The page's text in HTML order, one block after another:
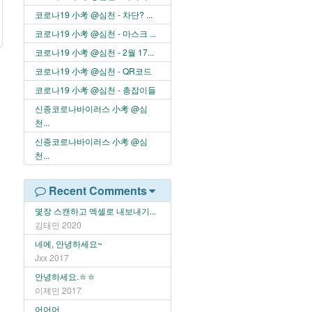
코로나19 小考 @심천 - 차단? ...
코로나19 小考 @심천 - 마스크 ...
코로나19 小考 @심천 - 2월 17...
코로나19 小考 @심천 - QR코드
코로나19 小考 @심천 - 총잡이들
신종코로나바이러스 小考 @심
천...
신종코로나바이러스 小考 @심
천...
Recent Comments
몇장 스캔하고 엑셀로 내보내기...
김태민 2020
네에, 안녕하세요~
Jxx 2017
안녕하세요.ㅎㅎ
이제민 2017
어어어